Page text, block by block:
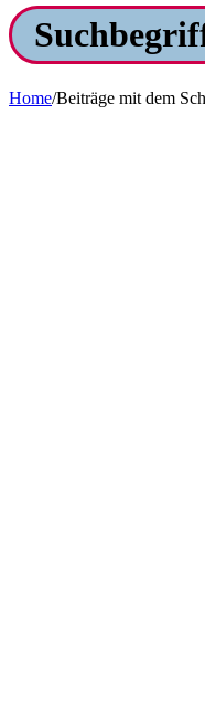
Home/Beiträge mit dem